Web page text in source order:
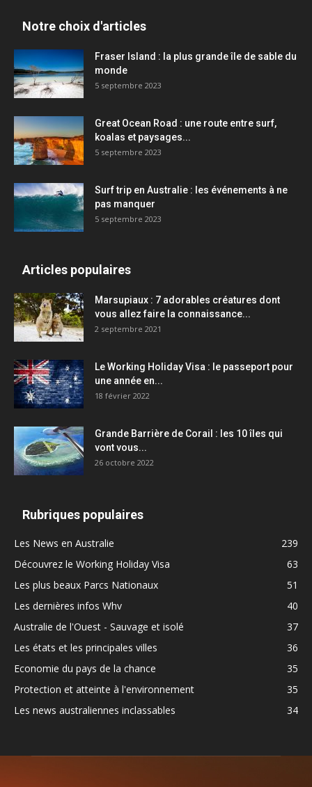
Notre choix d'articles
Fraser Island : la plus grande île de sable du
monde
5 septembre 2023
Great Ocean Road : une route entre surf,
koalas et paysages...
5 septembre 2023
Surf trip en Australie : les événements à ne
pas manquer
5 septembre 2023
Articles populaires
Marsupiaux : 7 adorables créatures dont
vous allez faire la connaissance...
2 septembre 2021
Le Working Holiday Visa : le passeport pour
une année en...
18 février 2022
Grande Barrière de Corail : les 10 îles qui
vont vous...
26 octobre 2022
Rubriques populaires
Les News en Australie
239
Découvrez le Working Holiday Visa
63
Les plus beaux Parcs Nationaux
51
Les dernières infos Whv
40
Australie de l'Ouest - Sauvage et isolé
37
Les états et les principales villes
36
Economie du pays de la chance
35
Protection et atteinte à l'environnement
35
Les news australiennes inclassables
34